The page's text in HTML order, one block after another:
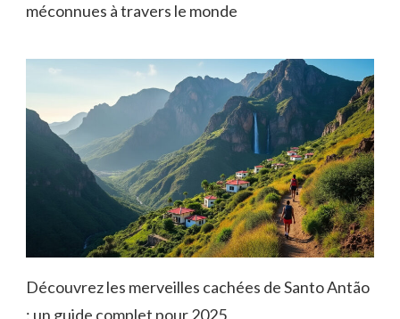
méconnues à travers le monde
Découvrez les merveilles cachées de Santo Antão
: un guide complet pour 2025